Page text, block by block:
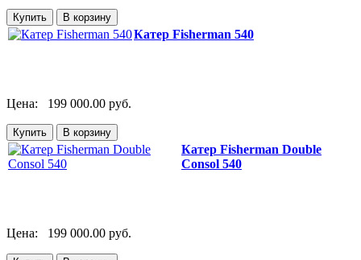
Катер Fisherman 540
Цена: 199 000.00 руб.
Катер Fisherman Double
Consol 540
Цена: 199 000.00 руб.